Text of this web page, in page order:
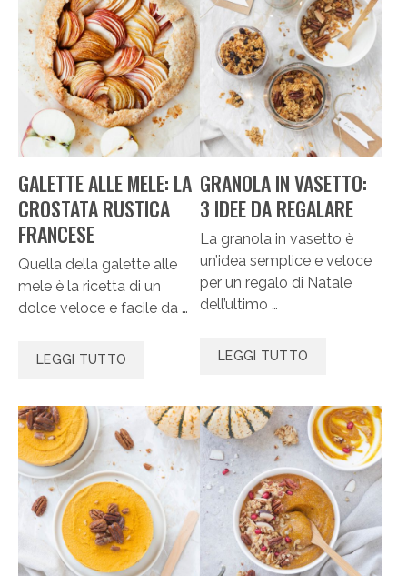
GALETTE ALLE MELE: LA
CROSTATA RUSTICA
FRANCESE
Quella della galette alle
mele è la ricetta di un
dolce veloce e facile da …
LEGGI TUTTO
GRANOLA IN VASETTO:
3 IDEE DA REGALARE
La granola in vasetto è
un’idea semplice e veloce
per un regalo di Natale
dell’ultimo …
LEGGI TUTTO